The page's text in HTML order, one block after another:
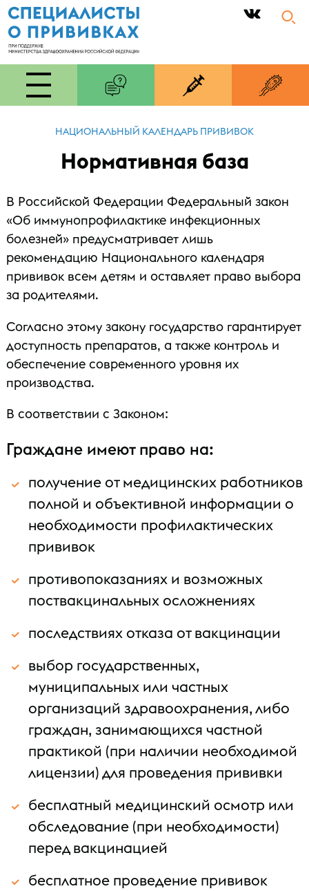
|
НАЦИОНАЛЬНЫЙ КАЛЕНДАРЬ ПРИВИВОК
Нормативная база
В Российской Федерации Федеральный закон
«Об иммунопрофилактике инфекционных
болезней» предусматривает лишь
рекомендацию Национального календаря
прививок всем детям и оставляет право выбора
за родителями.
Согласно этому закону государство гарантирует
доступность препаратов, а также контроль и
обеспечение современного уровня их
производства.
В соответствии с Законом:
Граждане имеют право на:
получение от медицинских работников
полной и объективной информации о
необходимости профилактических
прививок
противопоказаниях и возможных
поствакцинальных осложнениях
последствиях отказа от вакцинации
выбор государственных,
муниципальных или частных
организаций здравоохранения, либо
граждан, занимающихся частной
практикой (при наличии необходимой
лицензии) для проведения прививки
бесплатный медицинский осмотр или
обследование (при необходимости)
перед вакцинацией
бесплатное проведение прививок